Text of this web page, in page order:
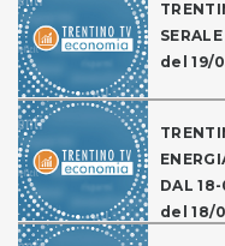
SERALE
del 19/
DAL
del 18/